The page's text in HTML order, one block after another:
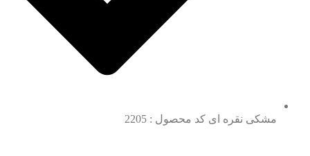
مشکی نقره ای کد محصول : 2205